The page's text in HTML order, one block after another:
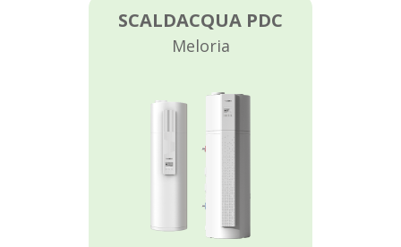
SCALDACQUA PDC
Meloria